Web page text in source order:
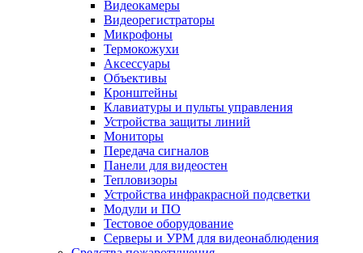
Видеокамеры
Видеорегистраторы
Микрофоны
Термокожухи
Аксессуары
Объективы
Кронштейны
Клавиатуры и пульты управления
Устройства защиты линий
Мониторы
Передача сигналов
Панели для видеостен
Тепловизоры
Устройства инфракрасной подсветки
Модули и ПО
Тестовое оборудование
Серверы и УРМ для видеонаблюдения